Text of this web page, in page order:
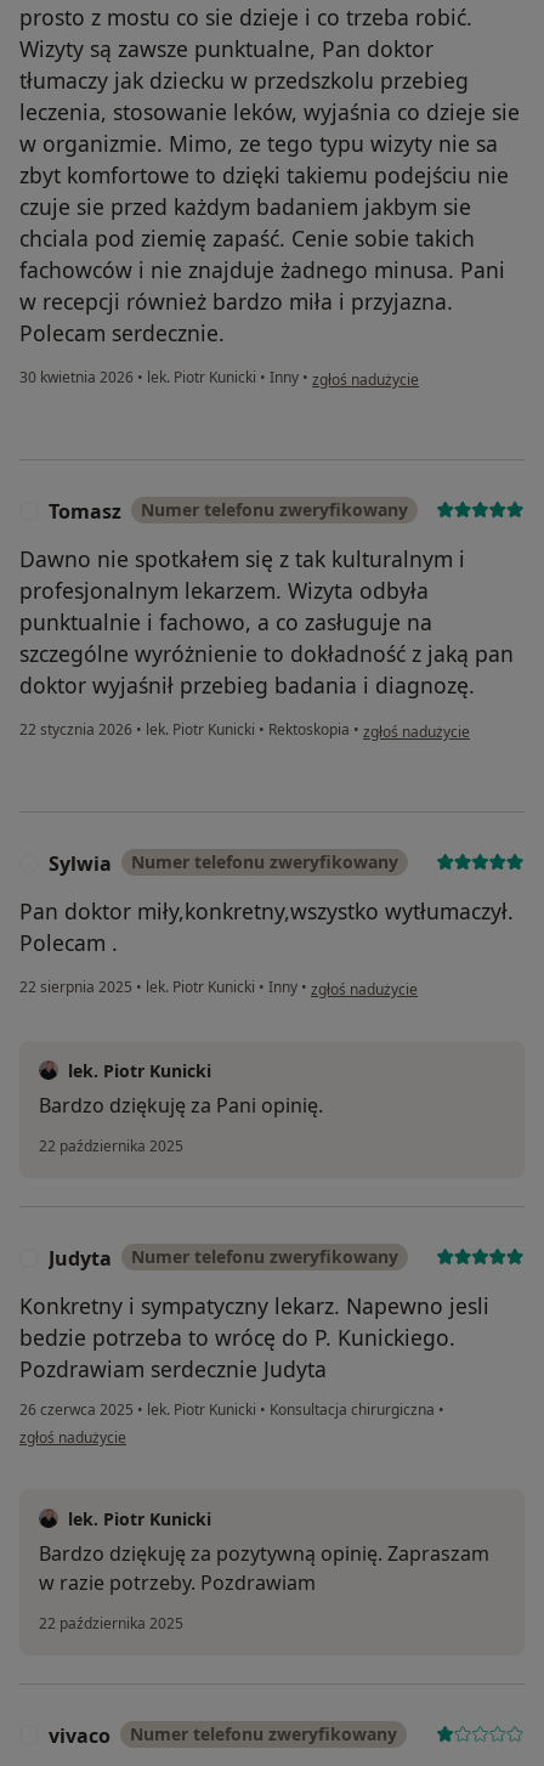
prosto z mostu co sie dzieje i co trzeba robić.
Wizyty są zawsze punktualne, Pan doktor
tłumaczy jak dziecku w przedszkolu przebieg
leczenia, stosowanie leków, wyjaśnia co dzieje sie
w organizmie. Mimo, ze tego typu wizyty nie sa
zbyt komfortowe to dzięki takiemu podejściu nie
czuje sie przed każdym badaniem jakbym sie
chciala pod ziemię zapaść. Cenie sobie takich
fachowców i nie znajduje żadnego minusa. Pani
w recepcji również bardzo miła i przyjazna.
Polecam serdecznie.
30 kwietnia 2026 • lek. Piotr Kunicki • Inny • w opinii użytkownika AW
zgłoś nadużycie
Tomasz Numer telefonu zweryfikowany
Dawno nie spotkałem się z tak kulturalnym i
profesjonalnym lekarzem. Wizyta odbyła
punktualnie i fachowo, a co zasługuje na
szczególne wyróżnienie to dokładność z jaką pan
doktor wyjaśnił przebieg badania i diagnozę.
22 stycznia 2026 • lek. Piotr Kunicki • Rektoskopia • w opinii użytkownika
zgłoś nadużycie
Sylwia Numer telefonu zweryfikowany
Pan doktor miły,konkretny,wszystko wytłumaczył.
Polecam .
22 sierpnia 2025 • lek. Piotr Kunicki • Inny • w opinii użytkownika Sylwia
zgłoś nadużycie
lek. Piotr Kunicki
Bardzo dziękuję za Pani opinię.
22 października 2025
Judyta Numer telefonu zweryfikowany
Konkretny i sympatyczny lekarz. Napewno jesli
bedzie potrzeba to wrócę do P. Kunickiego.
Pozdrawiam serdecznie Judyta
26 czerwca 2025 • lek. Piotr Kunicki • Konsultacja chirurgiczna •
w opinii użytkownika Judyta
zgłoś nadużycie
lek. Piotr Kunicki
Bardzo dziękuję za pozytywną opinię. Zapraszam
w razie potrzeby. Pozdrawiam
22 października 2025
vivaco Numer telefonu zweryfikowany